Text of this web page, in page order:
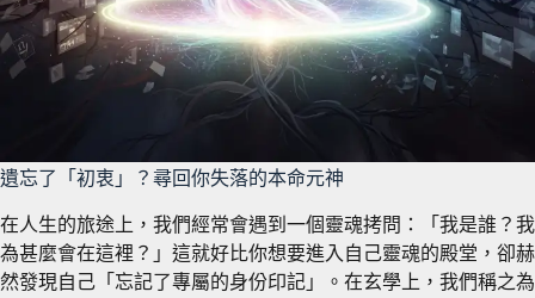
遺忘了「初衷」？尋回你失落的本命元神
在人生的旅途上，我們經常會遇到一個靈魂拷問：「我是誰？我
為甚麼會在這裡？」這就好比你想要進入自己靈魂的殿堂，卻赫
然發現自己「忘記了專屬的身份印記」。在玄學上，我們稱之為